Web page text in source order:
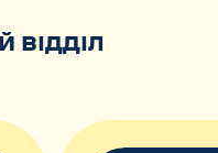
ВІДДІЛ